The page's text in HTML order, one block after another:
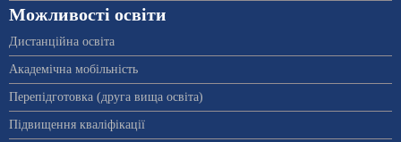
Можливості освіти
Дистанційна освіта
Академічна мобільність
Перепідготовка (друга вища освіта)
Підвищення кваліфікації